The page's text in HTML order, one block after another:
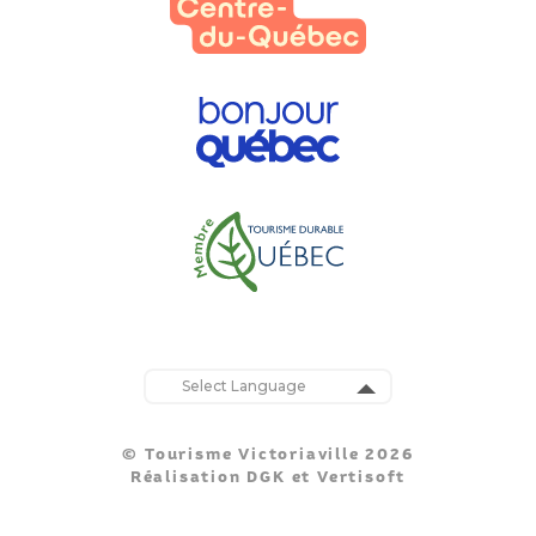
© Tourisme Victoriaville 2026
Réalisation DGK et Vertisoft